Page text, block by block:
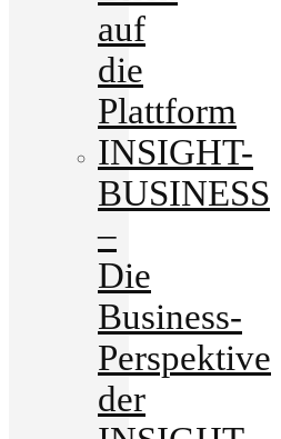
auf
die
Plattform
INSIGHT-
BUSINESS
–
Die
Business-
Perspektive
der